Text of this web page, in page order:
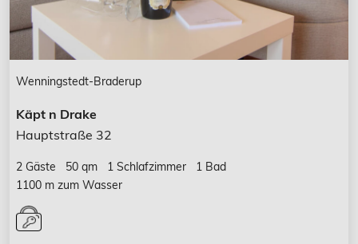
Wenningstedt-Braderup
Käpt n Drake
Hauptstraße 32
2 Gäste 50 qm 1 Schlafzimmer
1 Bad
1100 m zum Wasser